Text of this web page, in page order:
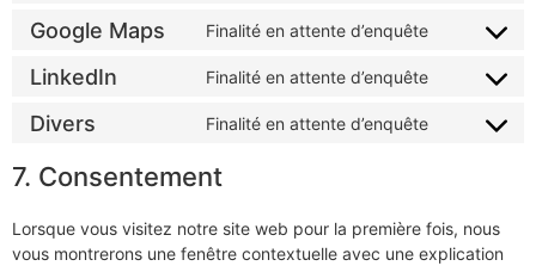
Google Maps Finalité en attente d’enquête
LinkedIn Finalité en attente d’enquête
Divers Finalité en attente d’enquête
7. Consentement
Lorsque vous visitez notre site web pour la première fois, nous
vous montrerons une fenêtre contextuelle avec une explication